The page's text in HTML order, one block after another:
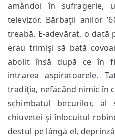
amândoi în sufragerie,
televizor. Bărbaţii anilor
treabă. E-adevărat, o dată
erau trimişi să bată
abolit însă după ce în
intrarea aspiratoarele.
tradiţia, nefăcând nimic în
schimbatul becurilor, al
chiuvetei şi înlocuitul
destul pe lângă el,